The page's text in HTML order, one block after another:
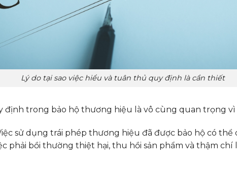
Lý do tại sao việc hiểu và tuân thủ quy định là cần thiết
định trong bảo hộ thương hiệu là vô cùng quan trọng vì
sử dụng trái phép thương hiệu đã được bảo hộ có thể
phải bồi thường thiệt hại, thu hồi sản phẩm và thậm